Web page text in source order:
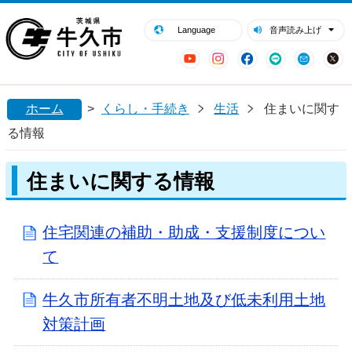
Language 音声読み上げ
YouTubeInstagram
Facebook
LINE Mail
閉じる
ホーム > くらし・手続き 生活
住まいに関す
る情報
住まいに関する情報
住宅関連の補助・助成・支援制度につい
て
牛久市所有者不明土地及び低未利用土地
対策計画